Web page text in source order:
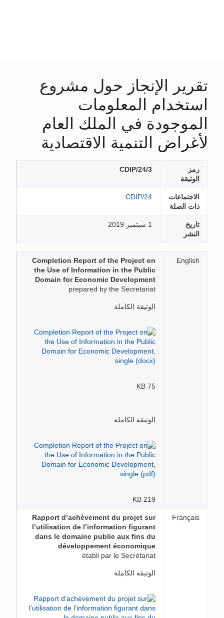
تقرير الإنجاز حول مشروع
استخدام المعلومات
الموجودة في الملك العام
لأغراض التنمية الاقتصادية
رمز
الوثيقة
CDIP/24/3
الاجتماعات
ذات الصلة
CDIP/24
تاريخ
النشر
1 سبتمبر 2019
English
Completion Report of the Project on
the Use of Information in the Public
Domain for Economic Development
prepared by the Secretariat
الوثيقة الكاملة
75 KB
الوثيقة الكاملة
219 KB
Français
Rapport d’achèvement du projet sur
l’utilisation de l’information figurant
dans le domaine public aux fins du
développement économique
établi par le Secrétariat
الوثيقة الكاملة